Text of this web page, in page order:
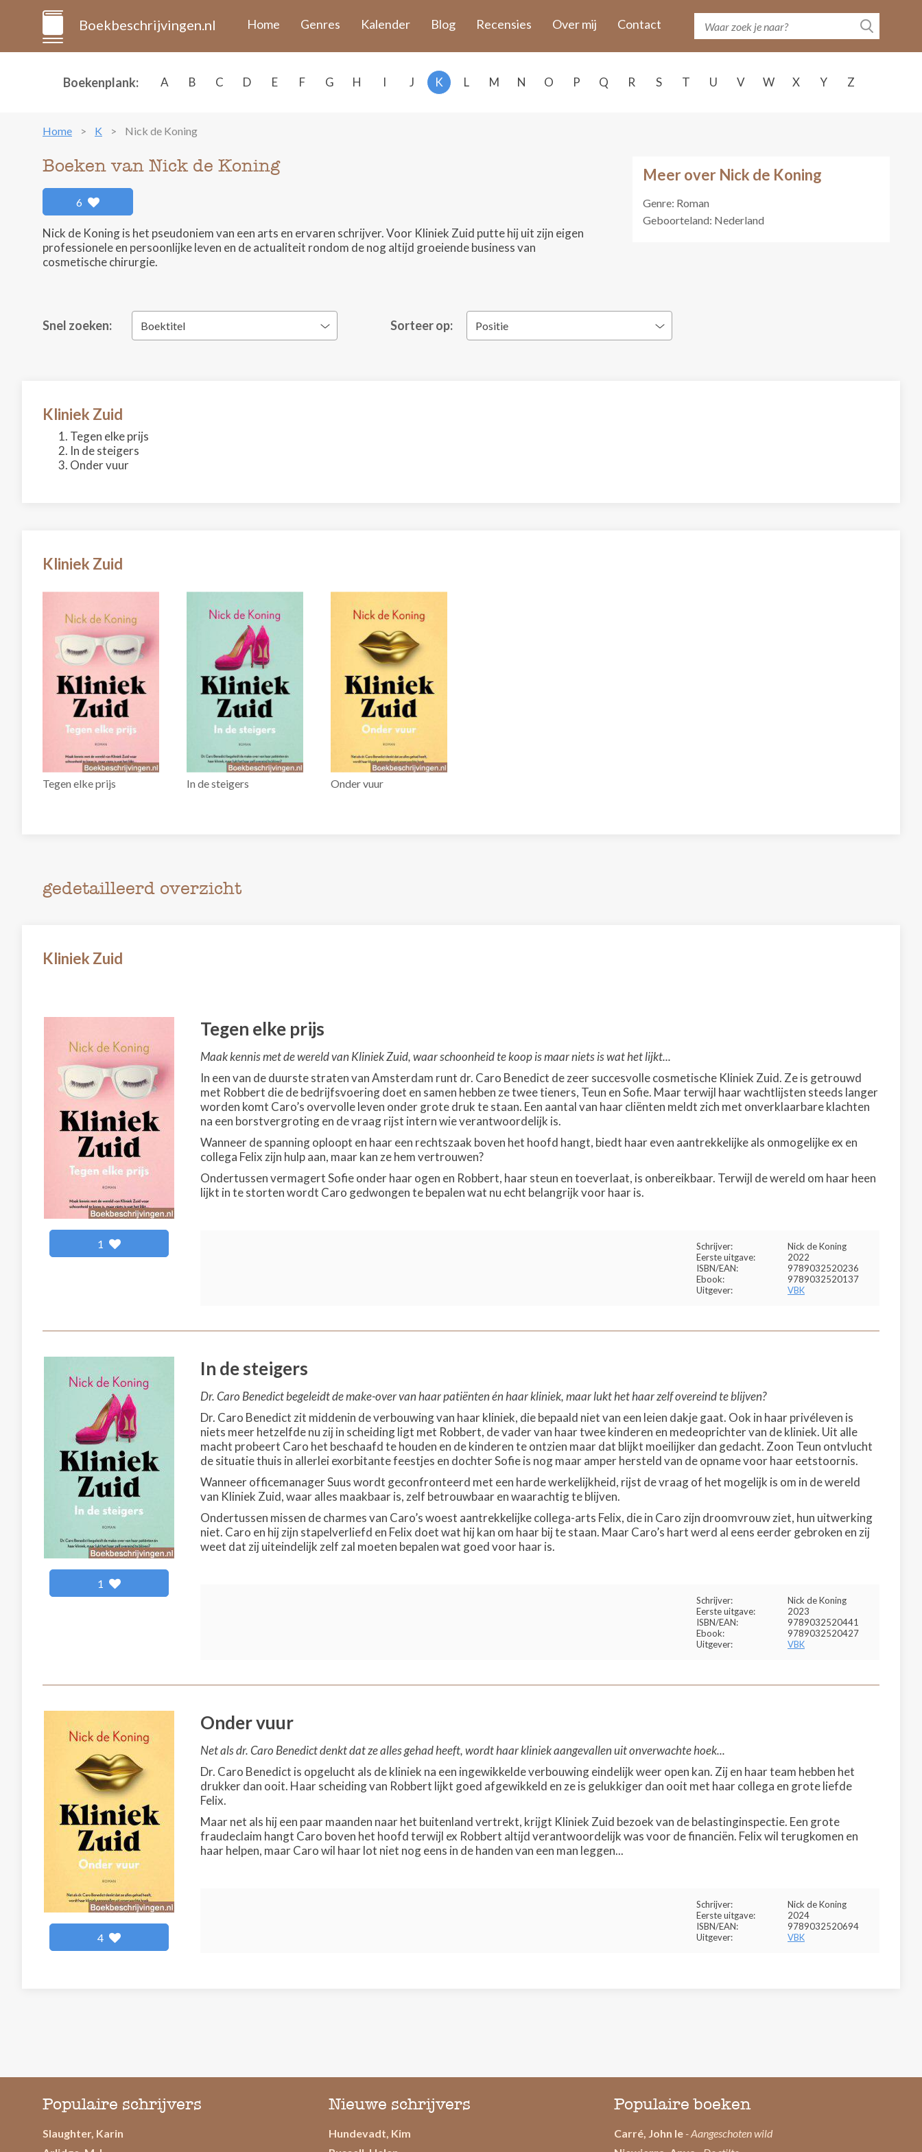
Boekbeschrijvingen.nl Home Genres Kalender Blog Recensies Over mij Contact
Boekenplank: A B C D E F G H I J K L M N O P Q R S T U V W X Y Z
Home K Nick de Koning
Meer over Nick de Koning
Genre: Roman
Geboorteland: Nederland
Boeken van Nick de Koning
6
Nick de Koning is het pseudoniem van een arts en ervaren schrijver. Voor Kliniek Zuid putte hij uit zijn eigen
professionele en persoonlijke leven en de actualiteit rondom de nog altijd groeiende business van
cosmetische chirurgie.
Snel zoeken: Boektitel Sorteer op: Positie
Kliniek Zuid
Tegen elke prijs
In de steigers
Onder vuur
Kliniek Zuid
Tegen elke prijs In de steigers Onder vuur
gedetailleerd overzicht
Kliniek Zuid
1
Tegen elke prijs
Maak kennis met de wereld van Kliniek Zuid, waar schoonheid te koop is maar niets is wat het lijkt...
In een van de duurste straten van Amsterdam runt dr. Caro Benedict de zeer succesvolle cosmetische Kliniek Zuid. Ze is getrouwd
met Robbert die de bedrijfsvoering doet en samen hebben ze twee tieners, Teun en Sofie. Maar terwijl haar wachtlijsten steeds langer
worden komt Caro’s overvolle leven onder grote druk te staan. Een aantal van haar cliënten meldt zich met onverklaarbare klachten
na een borstvergroting en de vraag rijst intern wie verantwoordelijk is.
Wanneer de spanning oploopt en haar een rechtszaak boven het hoofd hangt, biedt haar even aantrekkelijke als onmogelijke ex en
collega Felix zijn hulp aan, maar kan ze hem vertrouwen?
Ondertussen vermagert Sofie onder haar ogen en Robbert, haar steun en toeverlaat, is onbereikbaar. Terwijl de wereld om haar heen
lijkt in te storten wordt Caro gedwongen te bepalen wat nu echt belangrijk voor haar is.
Schrijver:
Nick de Koning
Eerste uitgave:
2022
ISBN/EAN:
9789032520236
Ebook:
9789032520137
Uitgever:
VBK
1
In de steigers
Dr. Caro Benedict begeleidt de make-over van haar patiënten én haar kliniek, maar lukt het haar zelf overeind te blijven?
Dr. Caro Benedict zit middenin de verbouwing van haar kliniek, die bepaald niet van een leien dakje gaat. Ook in haar privéleven is
niets meer hetzelfde nu zij in scheiding ligt met Robbert, de vader van haar twee kinderen en medeoprichter van de kliniek. Uit alle
macht probeert Caro het beschaafd te houden en de kinderen te ontzien maar dat blijkt moeilijker dan gedacht. Zoon Teun ontvlucht
de situatie thuis in allerlei exorbitante feestjes en dochter Sofie is nog maar amper hersteld van de opname voor haar eetstoornis.
Wanneer officemanager Suus wordt geconfronteerd met een harde werkelijkheid, rijst de vraag of het mogelijk is om in de wereld
van Kliniek Zuid, waar alles maakbaar is, zelf betrouwbaar en waarachtig te blijven.
Ondertussen missen de charmes van Caro’s woest aantrekkelijke collega-arts Felix, die in Caro zijn droomvrouw ziet, hun uitwerking
niet. Caro en hij zijn stapelverliefd en Felix doet wat hij kan om haar bij te staan. Maar Caro’s hart werd al eens eerder gebroken en zij
weet dat zij uiteindelijk zelf zal moeten bepalen wat goed voor haar is.
Schrijver:
Nick de Koning
Eerste uitgave:
2023
ISBN/EAN:
9789032520441
Ebook:
9789032520427
Uitgever:
VBK
4
Onder vuur
Net als dr. Caro Benedict denkt dat ze alles gehad heeft, wordt haar kliniek aangevallen uit onverwachte hoek...
Dr. Caro Benedict is opgelucht als de kliniek na een ingewikkelde verbouwing eindelijk weer open kan. Zij en haar team hebben het
drukker dan ooit. Haar scheiding van Robbert lijkt goed afgewikkeld en ze is gelukkiger dan ooit met haar collega en grote liefde
Felix.
Maar net als hij een paar maanden naar het buitenland vertrekt, krijgt Kliniek Zuid bezoek van de belastinginspectie. Een grote
fraudeclaim hangt Caro boven het hoofd terwijl ex Robbert altijd verantwoordelijk was voor de financiën. Felix wil terugkomen en
haar helpen, maar Caro wil haar lot niet nog eens in de handen van een man leggen...
Schrijver:
Nick de Koning
Eerste uitgave:
2024
ISBN/EAN:
9789032520694
Uitgever:
VBK
Populaire schrijvers
Slaughter, Karin
Nieuwe schrijvers
Hundevadt, Kim
Populaire boeken
Carré, John le - Aangeschoten wild